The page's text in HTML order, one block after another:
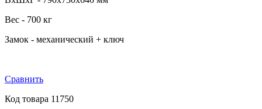
Вес - 700 кг
Замок - механический + ключ
Сравнить
Код товара 11750